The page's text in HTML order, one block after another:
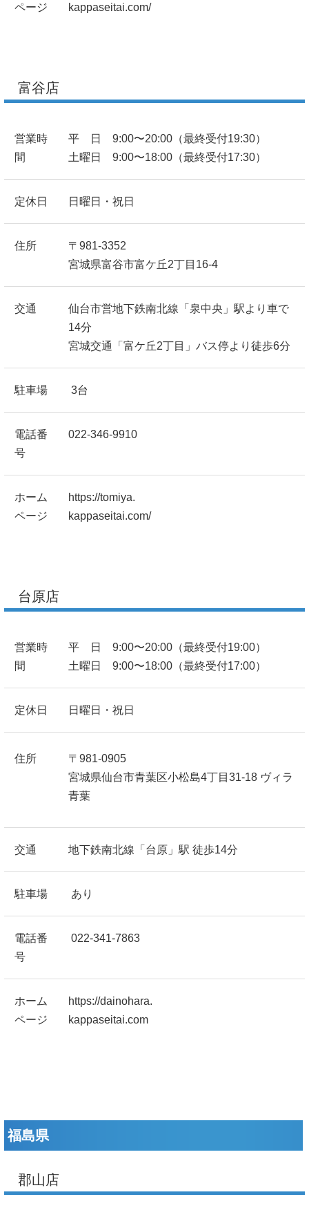
ページ
kappaseitai.com/
富谷店
営業時
間
平 日 9:00〜20:00（最終受付19:30）
土曜日 9:00〜18:00（最終受付17:30）
定休日 日曜日・祝日
住所
〒981-3352
宮城県富谷市富ケ丘2丁目16-4
交通
仙台市営地下鉄南北線「泉中央」駅より車で
14分
宮城交通「富ケ丘2丁目」バス停より徒歩6分
駐車場 3台
電話番
号
022-346-9910
ホーム
ページ
https://tomiya.
kappaseitai.com/
台原店
営業時
間
平 日 9:00〜20:00（最終受付19:00）
土曜日 9:00〜18:00（最終受付17:00）
定休日 日曜日・祝日
住所
〒981-0905
宮城県仙台市青葉区小松島4丁目31-18 ヴィラ
青葉
交通 地下鉄南北線「台原」駅 徒歩14分
駐車場 あり
電話番
号
022-341-7863
ホーム
ページ
https://dainohara.
kappaseitai.com
福島県
郡山店